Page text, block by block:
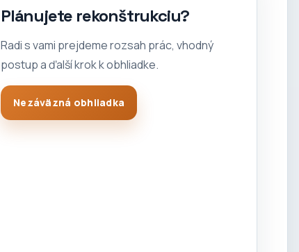
Plánujete rekonštrukciu?
Radi s vami prejdeme rozsah prác, vhodný
postup a ďalší krok k obhliadke.
Nezáväzná obhliadka